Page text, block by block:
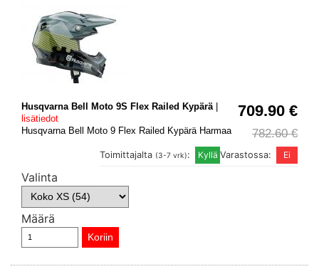
709.90 €
782.60 €
Husqvarna Bell Moto 9S Flex Railed Kypärä |
lisätiedot
Husqvarna Bell Moto 9 Flex Railed Kypärä Harmaa
Varastossa:
Toimittajalta (3-7 vrk):
Valinta
Määrä